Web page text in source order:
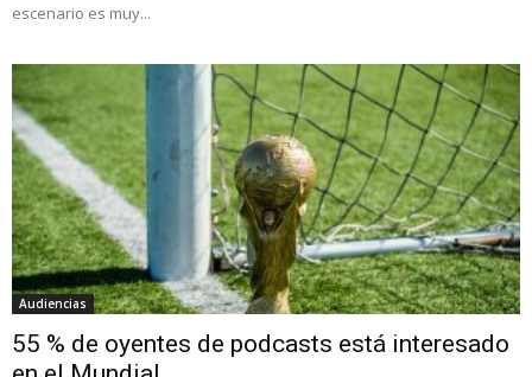
escenario es muy...
Audiencias
55 % de oyentes de podcasts está interesado